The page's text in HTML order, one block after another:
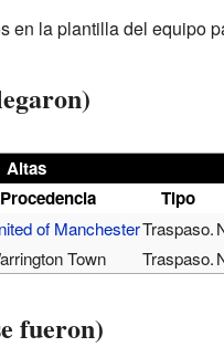
en la plantilla del equipo
Altas
Procedencia Tipo
of ManchesterTraspaso.
Town Traspaso.
fueron)